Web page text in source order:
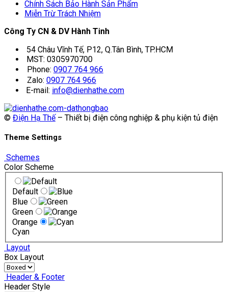
Chính Sách Bảo Hành Sản Phẩm
Miễn Trừ Trách Nhiệm
Công Ty CN & DV Hành Tinh
54 Châu Vĩnh Tế, P12, Q.Tân Bình, TP.HCM
MST: 0305970700
Phone: 0907 764 966
Zalo: 0907 764 966
E-mail: info@dienhathe.com
© Điện Hạ Thế– Thiết bị điện công nghiệp & phụ kiện tủ điện
Theme Settings
Schemes
Color Scheme
Default
Blue
Green
Orange
Cyan
Layout
Box Layout
Header & Footer
Header Style